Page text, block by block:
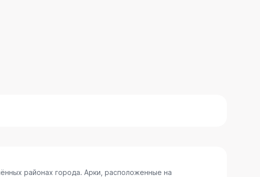
районах города. Арки, расположенные на